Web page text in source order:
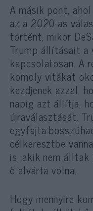
A másik pont,
az a 2020-as
történt, mikor
Trump állításait a
kapcsolatosan. A
komoly vitákat
kezdjenek azzal,
napig azt állítja,
újraválasztását.
egyfajta
célkeresztbe
is, akik nem
ő elvárta volna.
Hogy mennyire